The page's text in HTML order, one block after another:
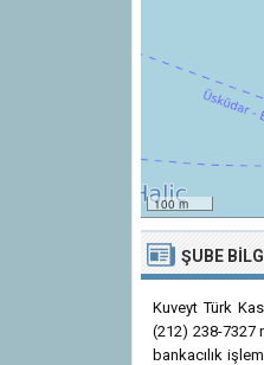
100 m
ŞUBE
Kuveyt Türk
(212) 238-7327
bankacılık